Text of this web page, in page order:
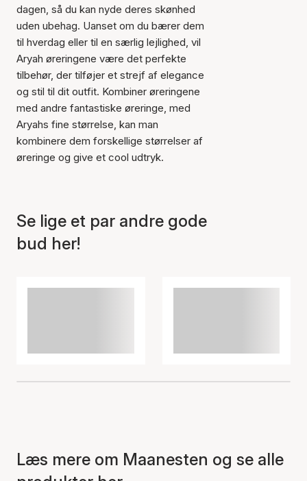
Varen er tilføjet til kurven
dagen, så du kan nyde deres skønhed
uden ubehag. Uanset om du bærer dem
til hverdag eller til en særlig lejlighed, vil
Aryah øreringene være det perfekte
tilbehør, der tilføjer et strejf af elegance
og stil til dit outfit. Kombiner øreringene
med andre fantastiske øreringe, med
Aryahs fine størrelse, kan man
kombinere dem forskellige størrelser af
øreringe og give et cool udtryk.
Se lige et par andre gode
bud her!
Læs mere om Maanesten og se alle